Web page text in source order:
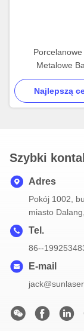
Porcelanowe
Metalowe
Powierzchnia
Maszyna
Laserowa
Najlepszą
Szybki
Adres
Pokój 1002,
miasto
Tel.
86--
E-mail